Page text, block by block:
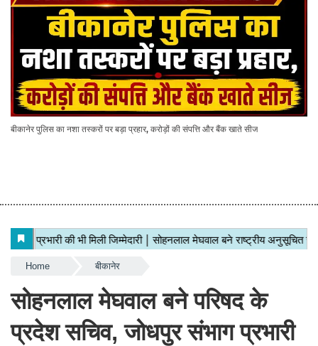
बीकानेर पुलिस का नशा तस्करों पर बड़ा प्रहार, करोड़ों की संपत्ति और बैंक खाते सीज
Home बीकानेर
सोहनलाल मेघवाल बने परिषद के
प्रदेश सचिव, जोधपुर संभाग प्रभारी